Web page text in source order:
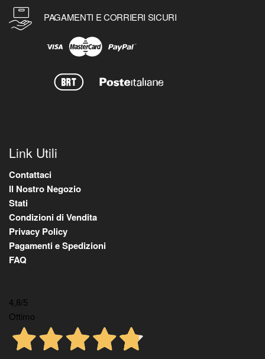
PAGAMENTI E CORRIERI SICURI
Link Utili
Contattaci
Il Nostro Negozio
Stati
Condizioni di Vendita
Privacy Policy
Pagamenti e Spedizioni
FAQ
4,8/5
Ottimo